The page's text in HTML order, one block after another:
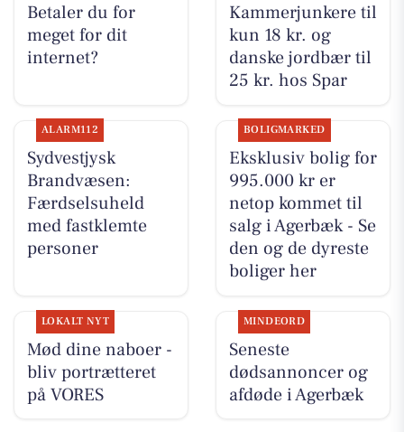
Betaler du for
meget for dit
internet?
Kammerjunkere til
kun 18 kr. og
danske jordbær til
25 kr. hos Spar
ALARM112
Sydvestjysk
Brandvæsen:
Færdselsuheld
med fastklemte
personer
BOLIGMARKED
Eksklusiv bolig for
995.000 kr er
netop kommet til
salg i Agerbæk - Se
den og de dyreste
boliger her
LOKALT NYT
Mød dine naboer -
bliv portrætteret
på VORES
MINDEORD
Seneste
dødsannoncer og
afdøde i Agerbæk